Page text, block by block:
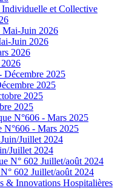
et Collective
Juin 2026
2025
2025
N°606 - Mars 2025
Juillet 2024
602 Juillet/août 2024